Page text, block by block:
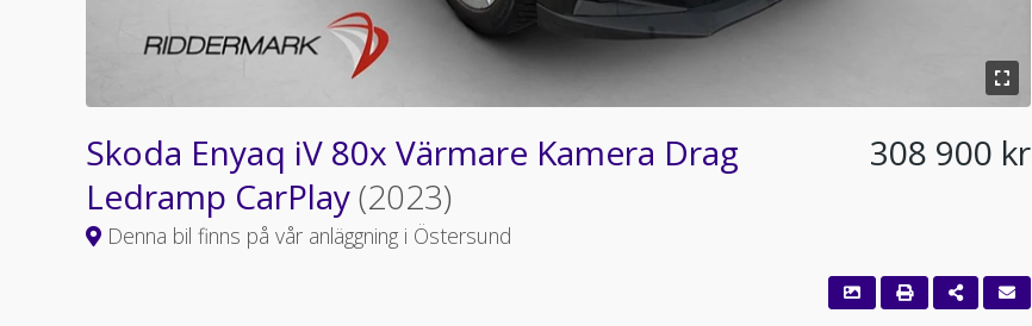
Skoda Enyaq iV 80x Värmare Kamera Drag
Ledramp CarPlay(2023)
Denna bil finns på vår anläggning i Östersund
308 900 kr